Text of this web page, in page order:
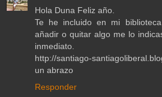
Hola Duna Feliz año.
Te he incluido en mi
añadir o quitar algo me lo
inmediato.
http://santiago-
un abrazo
Responder